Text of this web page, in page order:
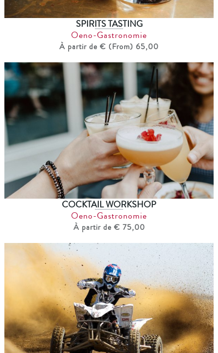
SPIRITS TASTING
Oeno-Gastronomie
À partir de € (From) 65,00
COCKTAIL WORKSHOP
Oeno-Gastronomie
À partir de € 75,00